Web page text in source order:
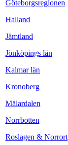
Göteborgsregionen
Halland
Jämtland
Jönköpings län
Kalmar län
Kronoberg
Mälardalen
Norrbotten
Roslagen & Norrort